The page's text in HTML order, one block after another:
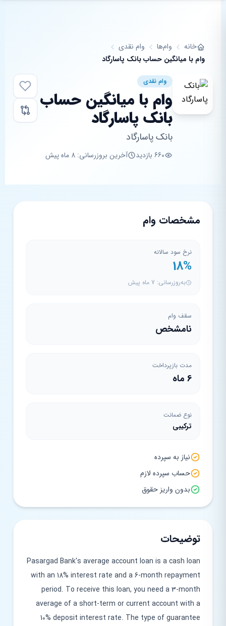
خانه وام‌ها
وام نقدی
وام با میانگین حساب بانک پاسارگاد
وام نقدی
وام با میانگین حساب
بانک پاسارگاد
بانک پاسارگاد
660 بازدید آخرین بروزرسانی: 8 ماه پیش
مشخصات وام
نرخ سود سالانه
18%
به‌روزرسانی: 7 ماه پیش
سقف وام
نامشخص
مدت بازپرداخت
6 ماه
نوع ضمانت
ترکیبی
نیاز به سپرده
حساب سپرده لازم
بدون واریز حقوق
توضیحات
Pasargad Bank's average account loan is a cash loan
with an 18% interest rate and a 6-month repayment
period. To receive this loan, you need a 3-month
average of a short-term or current account with a
10% deposit interest rate. The type of guarantee